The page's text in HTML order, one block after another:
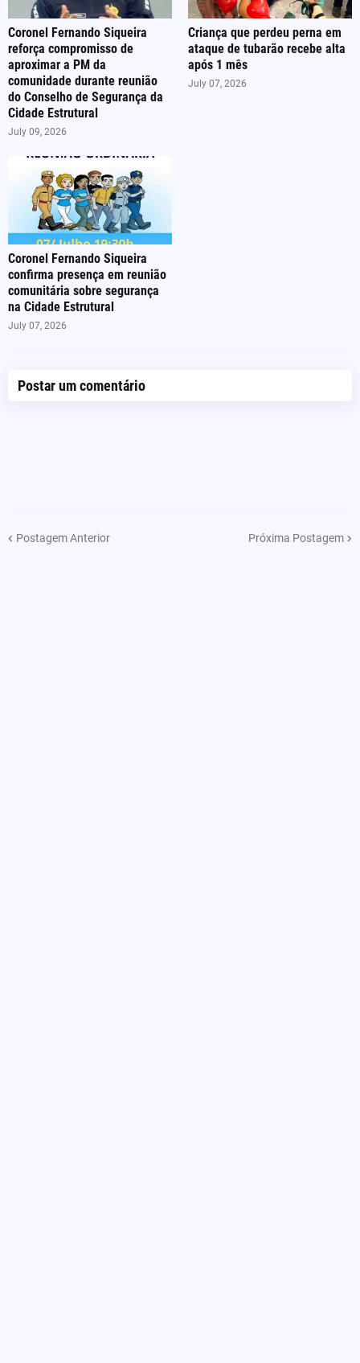
Coronel Fernando Siqueira
reforça compromisso de
aproximar a PM da
comunidade durante reunião
do Conselho de Segurança da
Cidade Estrutural
July 09, 2026
Criança que perdeu perna em
ataque de tubarão recebe alta
após 1 mês
July 07, 2026
Coronel Fernando Siqueira
confirma presença em reunião
comunitária sobre segurança
na Cidade Estrutural
July 07, 2026
Postar um comentário
Postagem Anterior Próxima Postagem